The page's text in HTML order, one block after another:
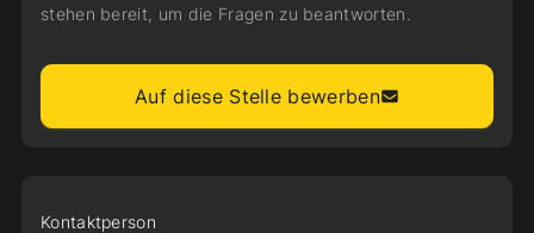
stehen bereit, um die Fragen zu beantworten.
Auf diese Stelle bewerben
Kontaktperson